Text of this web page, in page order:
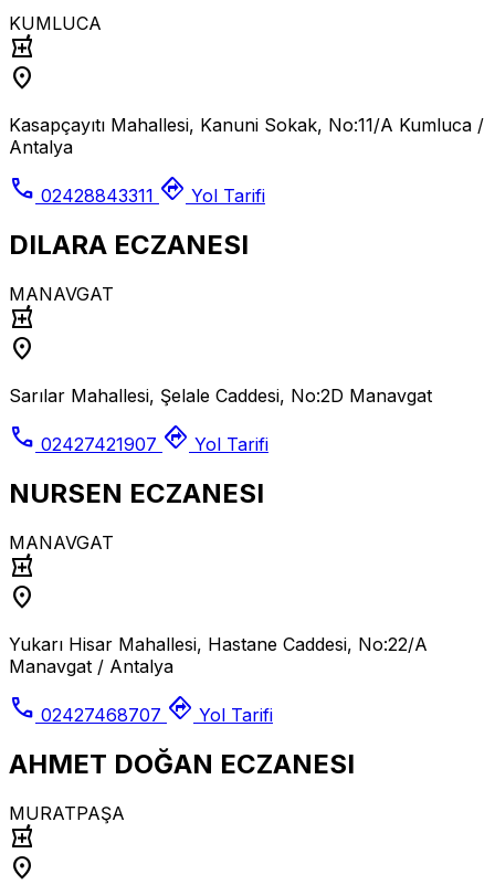
KUMLUCA
local_pharmacy
location_on
Kasapçayıtı Mahallesi, Kanuni Sokak, No:11/A Kumluca /
Antalya
call 02428843311 directions Yol Tarifi
DILARA ECZANESI
MANAVGAT
local_pharmacy
location_on
Sarılar Mahallesi, Şelale Caddesi, No:2D Manavgat
call 02427421907 directions Yol Tarifi
NURSEN ECZANESI
MANAVGAT
local_pharmacy
location_on
Yukarı Hisar Mahallesi, Hastane Caddesi, No:22/A
Manavgat / Antalya
call 02427468707 directions Yol Tarifi
AHMET DOĞAN ECZANESI
MURATPAŞA
local_pharmacy
location_on